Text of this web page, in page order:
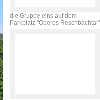
die Gruppe eins auf dem
Parkplatz "Oberes Reschbachtal"